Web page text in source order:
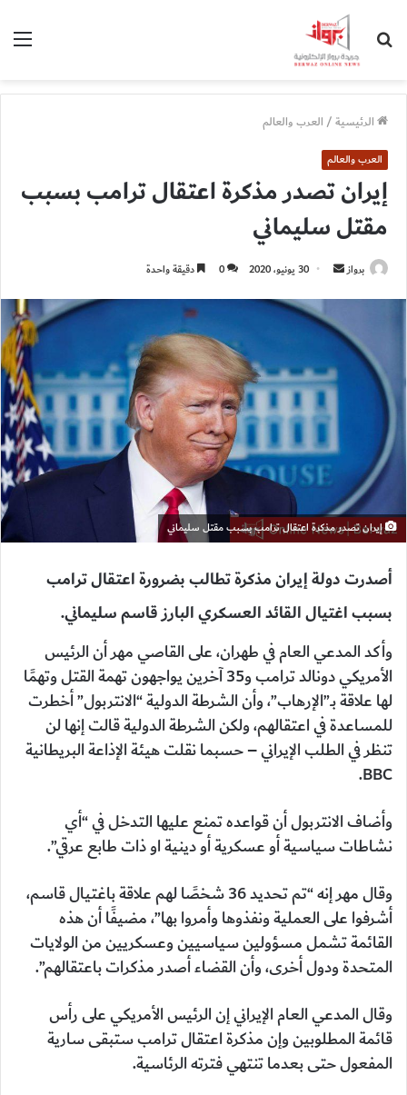
الرئيسية/العرب والعالم
العرب والعالم
إيران تصدر مذكرة اعتقال ترامب بسبب
مقتل سليماني
برواز
أرسل
إلكترونيا
30 يونيو، 2020 0 دقيقة واحدة
إيران تصدر مذكرة اعتقال ترامب بسبب مقتل سليماني
أصدرت دولة إيران مذكرة تطالب بضرورة اعتقال ترامب
بسبب اغتيال القائد العسكري البارز قاسم سليماني.
وأكد المدعي العام في طهران، على القاصي مهر أن الرئيس
الأمريكي دونالد ترامب و35 آخرين يواجهون تهمة القتل وتهمًا
لها علاقة بـ”الإرهاب”، وأن الشرطة الدولية “الانتربول” أخطرت
للمساعدة في اعتقالهم، ولكن الشرطة الدولية قالت إنها لن
تنظر في الطلب الإيراني – حسبما نقلت هيئة الإذاعة البريطانية
BBC.
وأضاف الانتربول أن قواعده تمنع عليها التدخل في “أي
نشاطات سياسية أو عسكرية أو دينية او ذات طابع عرقي”.
وقال مهر إنه “تم تحديد 36 شخصًا لهم علاقة باغتيال قاسم،
أشرفوا على العملية ونفذوها وأمروا بها”، مضيفًا أن هذه
القائمة تشمل مسؤولين سياسيين وعسكريين من الولايات
المتحدة ودول أخرى، وأن القضاء أصدر مذكرات باعتقالهم”.
وقال المدعي العام الإيراني إن الرئيس الأمريكي على رأس
قائمة المطلوبين وإن مذكرة اعتقال ترامب ستبقى سارية
المفعول حتى بعدما تنتهي فترته الرئاسية.